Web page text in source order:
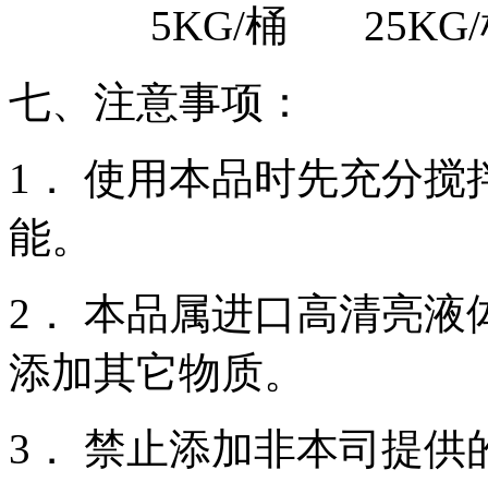
5KG/桶 25KG/
七、注意事项：
1． 使用本品时先充分
能。
2． 本品属进口高清亮
添加其它物质。
3． 禁止添加非本司提